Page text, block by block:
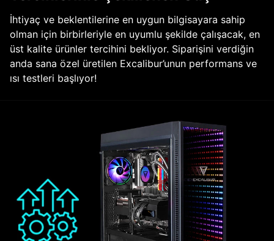
İhtiyaç ve beklentilerine en uygun bilgisayara sahip
olman için birbirleriyle en uyumlu şekilde çalışacak, en
üst kalite ürünler tercihini bekliyor. Siparişini verdiğin
anda sana özel üretilen Excalibur’unun performans ve
ısı testleri başlıyor!